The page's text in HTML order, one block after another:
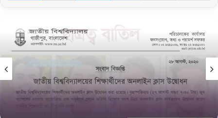
জাতীয় বিশ্ববিদ্যালয়
August 29, 2020
জাতীয় বিশ্ববিদ্যালয়ের শিক্ষার্থীদের অনলাইন ক্লাস উদ্বোধন